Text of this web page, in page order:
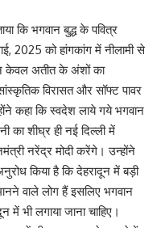
कि भगवान बुद्ध के पवित्र
2025 को हांगकांग में नीलामी से
केवल अतीत के अंशों का
विरासत और सॉफ्ट पावर
कहा कि स्वदेश लाये गये भगवान
का शीघ्र ही नई दिल्ली में
नरेंद्र मोदी करेंगे। उन्होंने
किया है कि देहरादून में बड़ी
वाले लोग हैं इसलिए भगवान
में भी लगाया जाना चाहिए।